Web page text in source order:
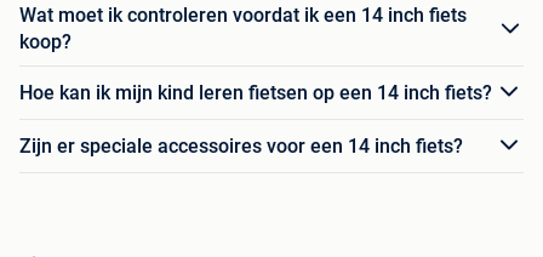
Wat moet ik controleren voordat ik een 14 inch fiets
koop?
Hoe kan ik mijn kind leren fietsen op een 14 inch fiets?
Zijn er speciale accessoires voor een 14 inch fiets?